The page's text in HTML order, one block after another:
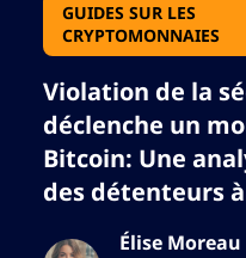
GUIDES SUR LES
CRYPTOMONNAIES
Violation de la
déclenche un
Bitcoin: Une
des détenteurs
Élise Moreau